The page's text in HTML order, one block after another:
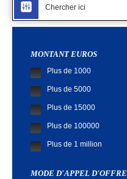
MONTANT EUROS
Plus de 1000
Plus de 5000
Plus de 15000
Plus de 100000
Plus de 1 million
MODE D'APPEL D'OFFRE